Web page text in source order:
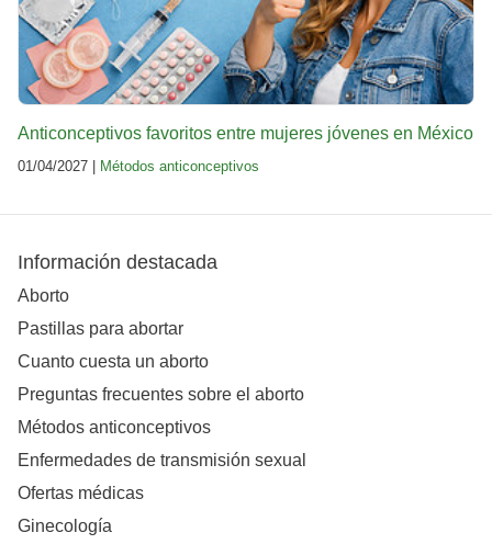
Anticonceptivos favoritos entre mujeres jóvenes en México
01/04/2027 | Métodos anticonceptivos
Información destacada
Aborto
Pastillas para abortar
Cuanto cuesta un aborto
Preguntas frecuentes sobre el aborto
Métodos anticonceptivos
Enfermedades de transmisión sexual
Ofertas médicas
Ginecología